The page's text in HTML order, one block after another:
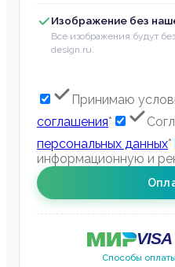
Изображение без
Все изображения будут
design.ru.
Принимаю
соглашения*
персональных данных*
информационную и
Способы